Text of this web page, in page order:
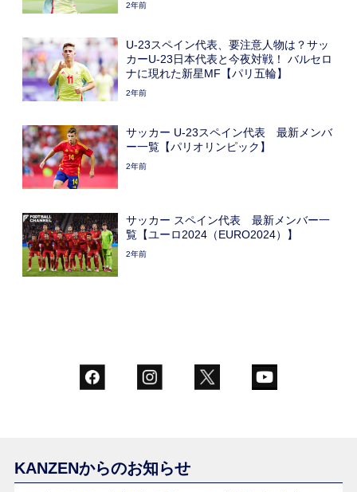
2年前
U-23スペイン代表、要注意人物は？サッ
カーU-23日本代表と今夜対戦！ バルセロ
ナに現れた新星MF【パリ五輪】
2年前
サッカー U-23スペイン代表 最新メンバ
ー一覧【パリオリンピック】
2年前
サッカー スペイン代表 最新メンバー一
覧【ユーロ2024（EURO2024）】
2年前
KANZENからのお知らせ